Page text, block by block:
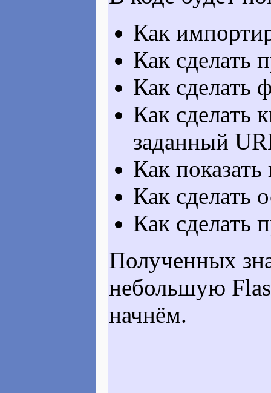
Как
Как сделать
Как сделать
Как сделать
заданный
Как
Как сделать
Как сделать
Полученных
небольшую
начнём.